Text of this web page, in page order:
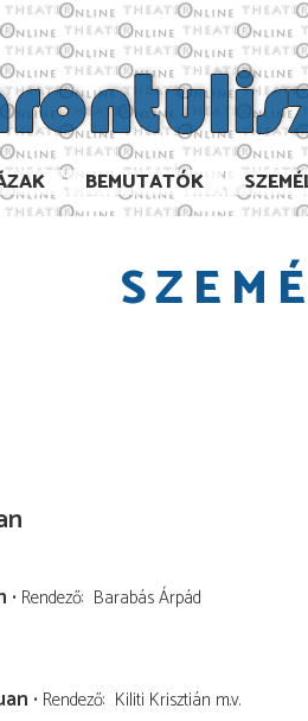
BEMUTATÓK
Rendező Barabás Árpád
Rendező Kiliti Krisztián m.v.